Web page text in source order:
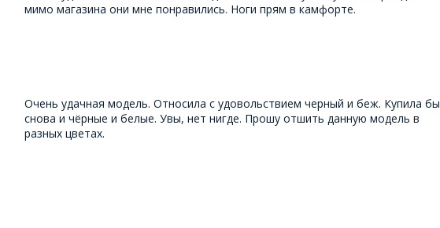
мимо магазина они мне понравились. Ноги прям в камфорте.
Очень удачная модель. Относила с удовольствием черный и беж. Купила бы
снова и чёрные и белые. Увы, нет нигде. Прошу отшить данную модель в
разных цветах.